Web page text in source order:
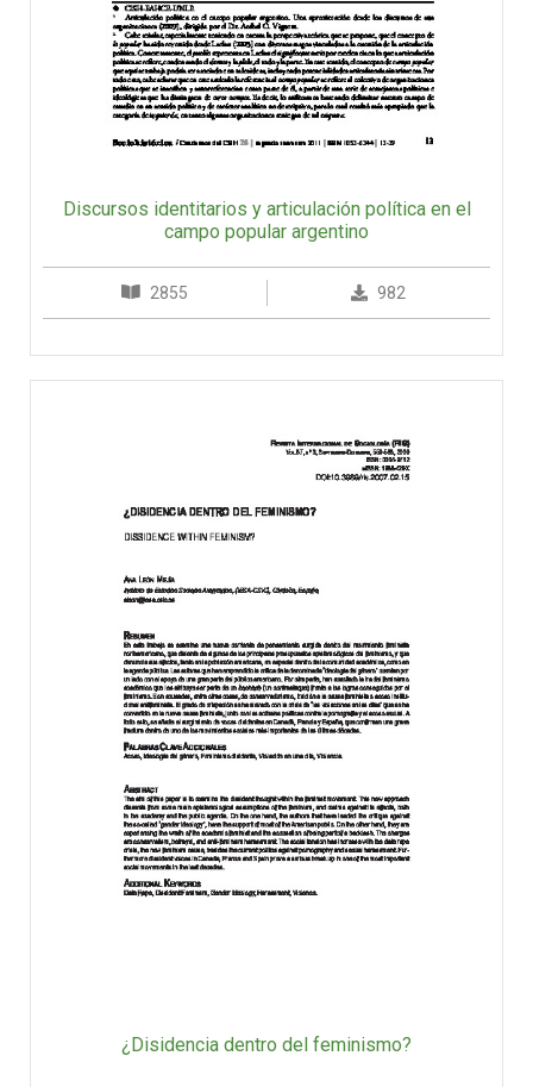
Discursos identitarios y articulación política en el
campo popular argentino
2855 982
¿Disidencia dentro del feminismo?